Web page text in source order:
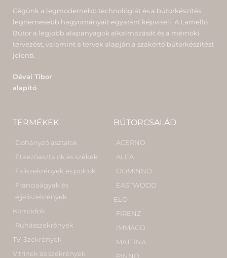
Cégünk a legmodernebb technológiát és a bútorkészítés
legnemesebb hagyományait egyaránt képviseli. A Lamelló
Bútor a legjobb alapanyagok alkalmazását és a mérnöki
tervezést, valamint a tervek alapján a szakértő bútorkészítést
jelenti.
Dévai Tibor
alapító
TERMÉKEK
Dohányzó asztalok
Étkezőasztalok és székek
Faliszekrények és polcok
Franciaágyak és
éjjeliszekrények
Komódok
Ruhásszekrények
TV-Szekrények
Vitrinek és szekrények
BÚTORCSALÁD
ACERNO
ALEA
DOMINNO
EASTWOOD
ELO
FIRENZ
IMMAGO
MATTINA
PINNO